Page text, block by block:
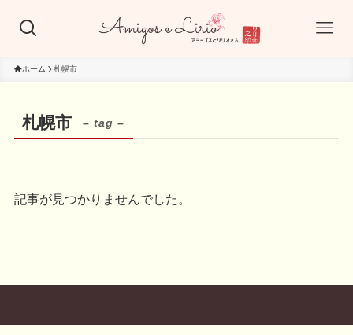
ホーム 札幌市
札幌市 – tag –
記事が見つかりませんでした。